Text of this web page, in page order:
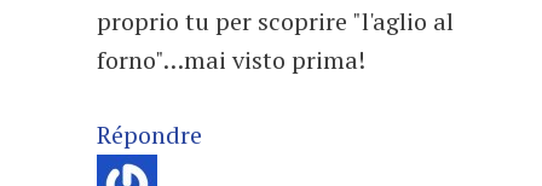
proprio tu per scoprire "l'aglio al
forno"…mai visto prima!
Répondre